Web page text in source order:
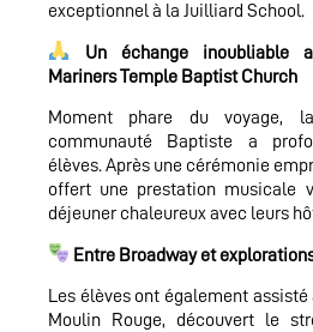
exceptionnel à la Juilliard School.
Un échange inoubliable
Mariners Temple Baptist Church
Moment phare du voyage,
communauté Baptiste a
élèves. Après une cérémonie
offert une prestation musicale
déjeuner chaleureux avec leurs
Entre Broadway et
Les élèves ont également
Moulin Rouge, découvert le